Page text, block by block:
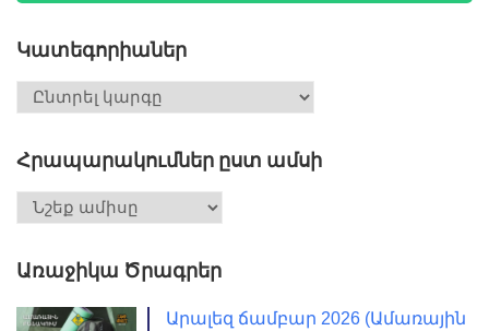
Կատեգորիաներ
Հրապարակումներ ըստ ամսի
Առաջիկա Ծրագրեր
Արալեզ ճամբար 2026 (Ամառային